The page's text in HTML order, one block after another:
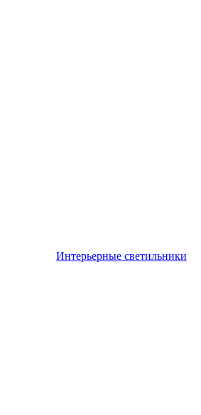
Интерьерные светильники